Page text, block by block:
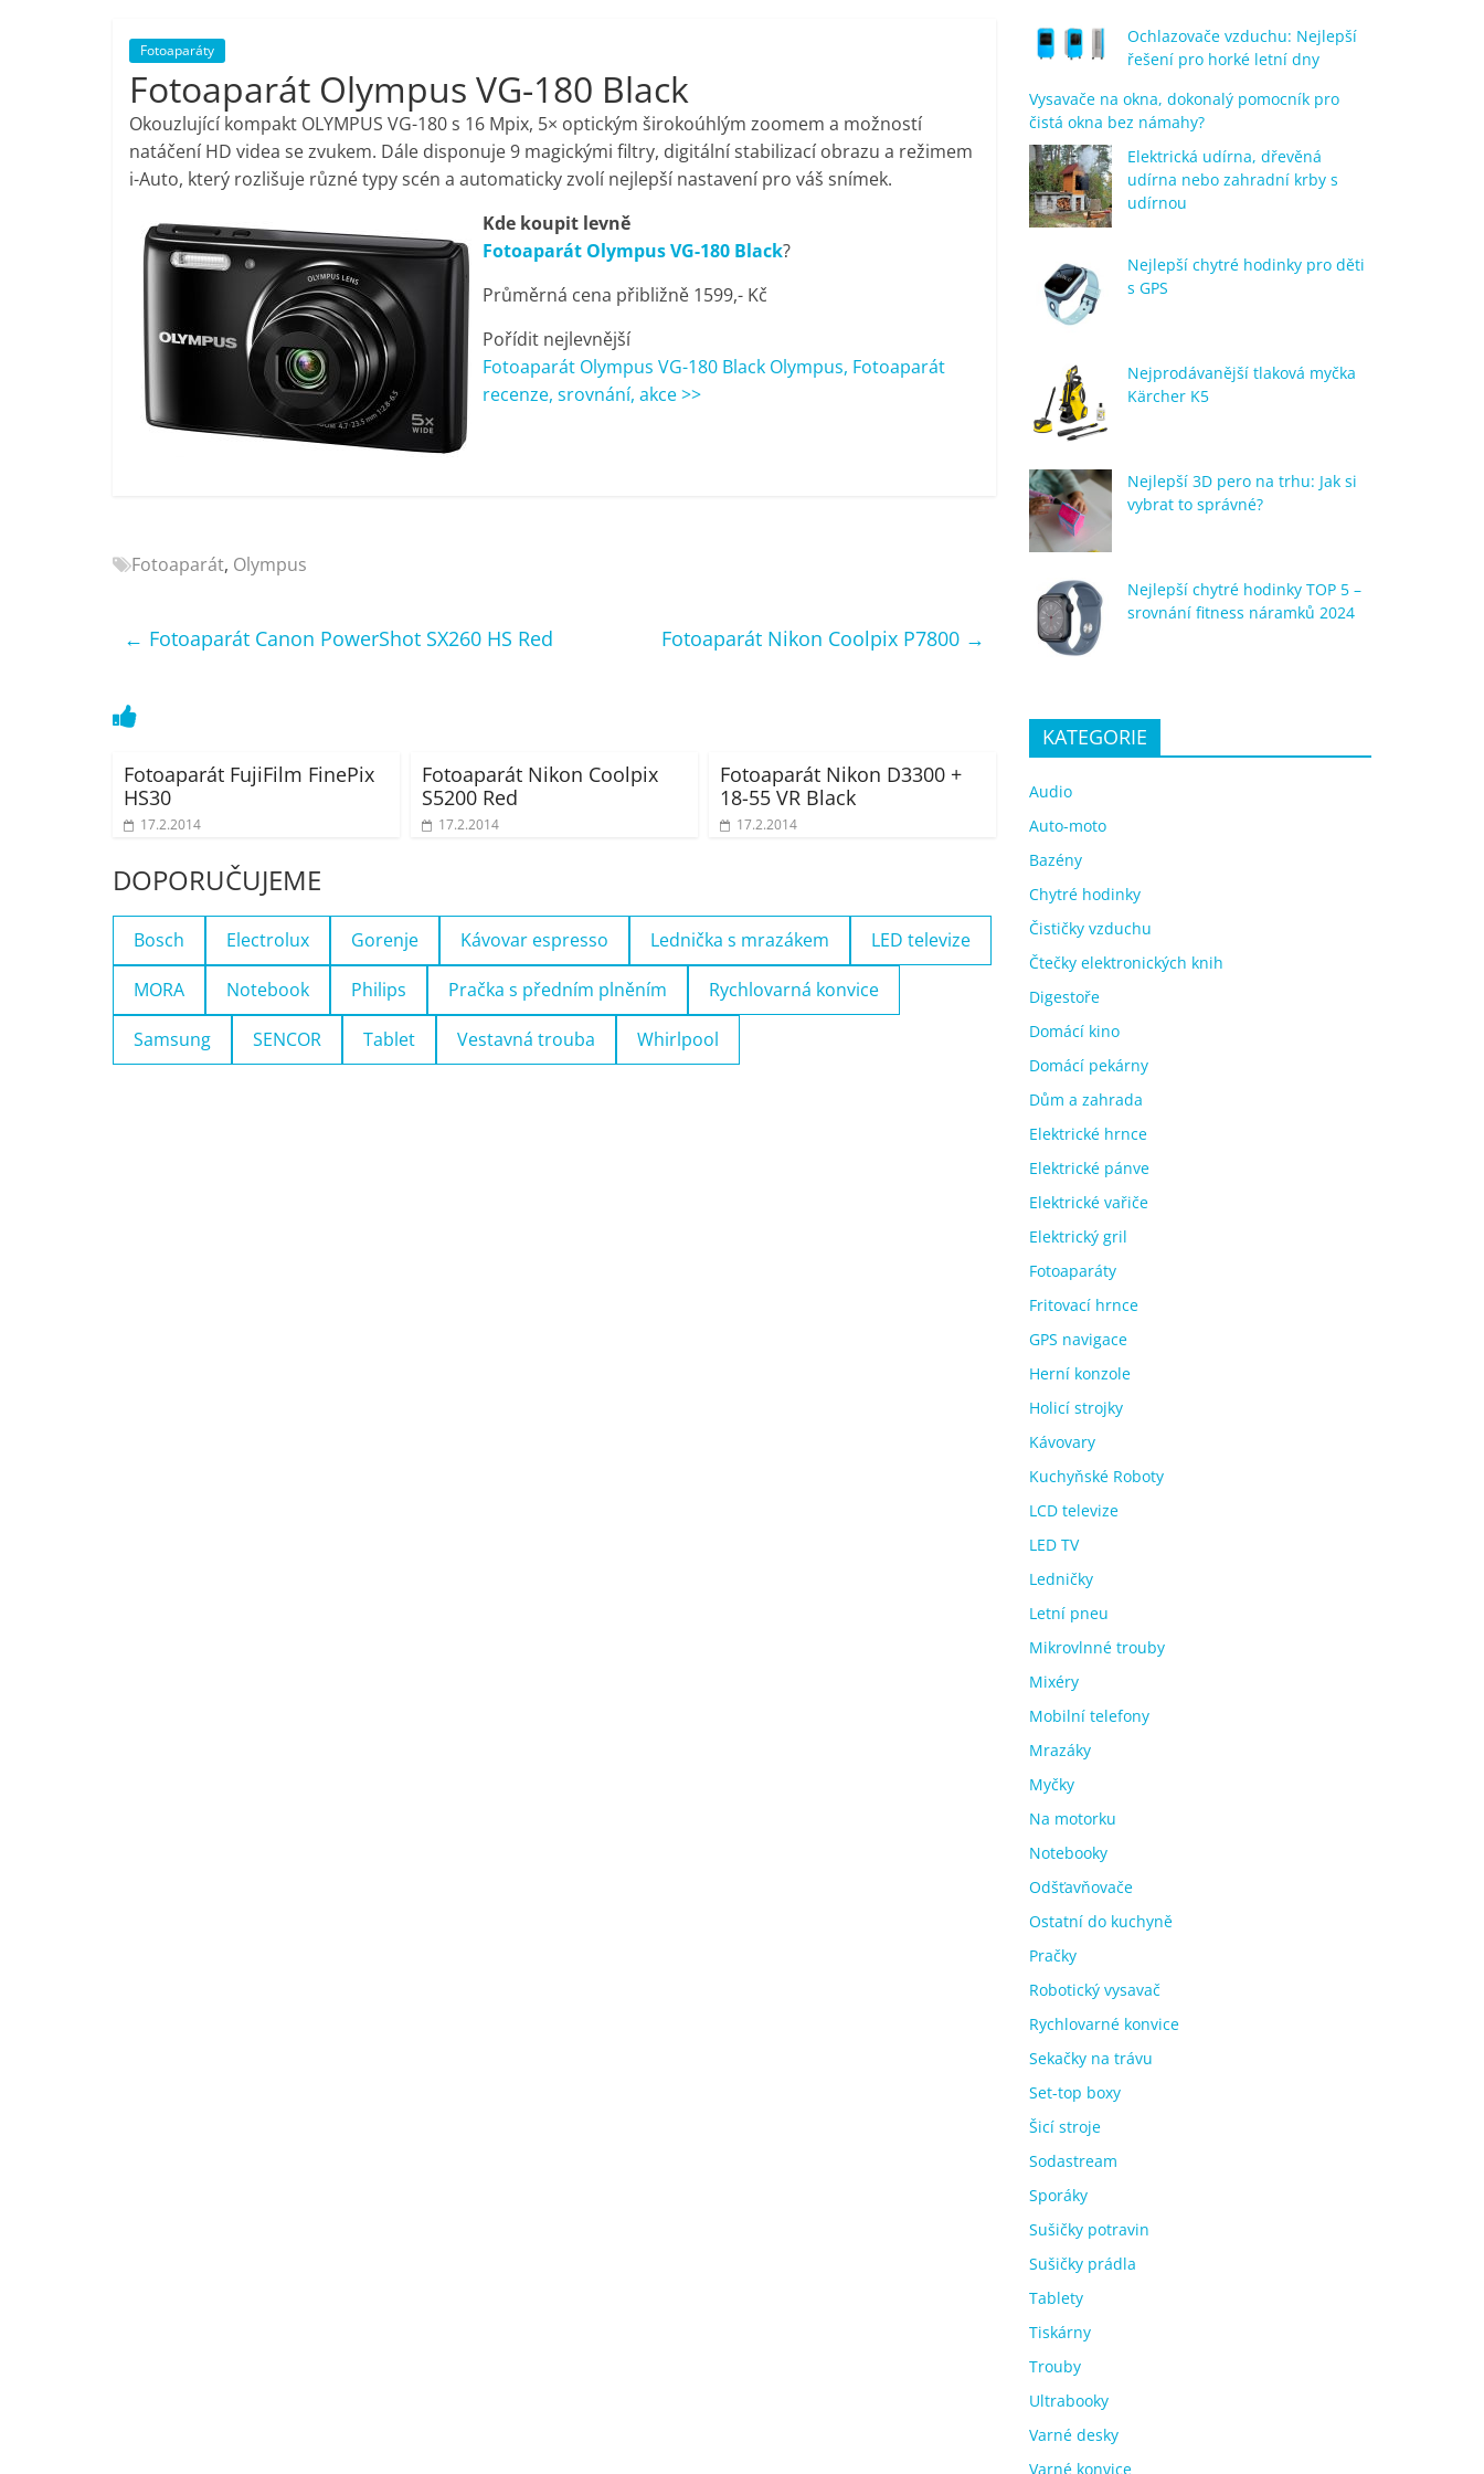
porovnání,
pračky,
televize,
notebooky,
mobilní
telefony,
kávovary,
porovnání
recenze,
televize,
notebooky,
telefony,
kávovary,
bazény
Fotoaparáty
Fotoaparát Olympus VG-180 Black
Okouzlující kompakt OLYMPUS VG-180 s 16 Mpix, 5× optickým širokoúhlým zoomem a možností
natáčení HD videa se zvukem. Dále disponuje 9 magickými filtry, digitální stabilizací obrazu a režimem
i-Auto, který rozlišuje různé typy scén a automaticky zvolí nejlepší nastavení pro váš snímek.
Kde koupit levně
Fotoaparát Olympus VG-180 Black?
Průměrná cena přibližně 1599,- Kč
Pořídit nejlevnější
Fotoaparát Olympus VG-180 Black Olympus, Fotoaparát
recenze, srovnání, akce >>
Fotoaparát, Olympus
← Fotoaparát Canon PowerShot SX260 HS Red Fotoaparát Nikon Coolpix P7800 →
Fotoaparát FujiFilm FinePix
HS30
17.2.2014
Fotoaparát Nikon Coolpix
S5200 Red
17.2.2014
Fotoaparát Nikon D3300 +
18-55 VR Black
17.2.2014
DOPORUČUJEME
Bosch Electrolux Gorenje Kávovar espresso Lednička s mrazákem LED televize
MORA Notebook Philips Pračka s předním plněním Rychlovarná konvice
Samsung SENCOR Tablet Vestavná trouba Whirlpool
Ochlazovače vzduchu: Nejlepší
řešení pro horké letní dny
Vysavače na okna, dokonalý pomocník pro
čistá okna bez námahy?
Elektrická udírna, dřevěná
udírna nebo zahradní krby s
udírnou
Nejlepší chytré hodinky pro děti
s GPS
Nejprodávanější tlaková myčka
Kärcher K5
Nejlepší 3D pero na trhu: Jak si
vybrat to správné?
Nejlepší chytré hodinky TOP 5 –
srovnání fitness náramků 2024
KATEGORIE
Audio
Auto-moto
Bazény
Chytré hodinky
Čističky vzduchu
Čtečky elektronických knih
Digestoře
Domácí kino
Domácí pekárny
Dům a zahrada
Elektrické hrnce
Elektrické pánve
Elektrické vařiče
Elektrický gril
Fotoaparáty
Fritovací hrnce
GPS navigace
Herní konzole
Holicí strojky
Kávovary
Kuchyňské Roboty
LCD televize
LED TV
Ledničky
Letní pneu
Mikrovlnné trouby
Mixéry
Mobilní telefony
Mrazáky
Myčky
Na motorku
Notebooky
Odšťavňovače
Ostatní do kuchyně
Pračky
Robotický vysavač
Rychlovarné konvice
Sekačky na trávu
Set-top boxy
Šicí stroje
Sodastream
Sporáky
Sušičky potravin
Sušičky prádla
Tablety
Tiskárny
Trouby
Ultrabooky
Varné desky
Varné konvice